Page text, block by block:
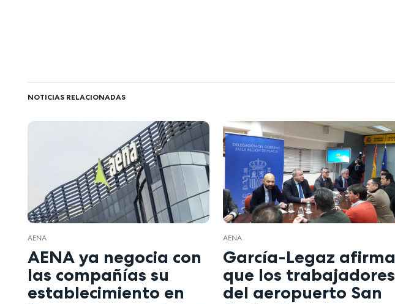
NOTICIAS RELACIONADAS
AENA
AENA ya negocia con
las compañías su
establecimiento en
AENA
García-Legaz afirma
que los trabajadores
del aeropuerto San